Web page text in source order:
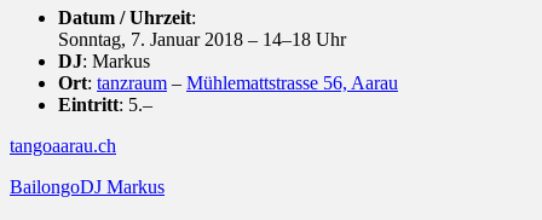
Datum / Uhrzeit:
Sonntag, 7. Januar 2018 – 14–18 Uhr
DJ: Markus
Ort: tanzraum – Mühlemattstrasse 56, Aarau
Eintritt: 5.–
tangoaarau.ch
BailongoDJ Markus